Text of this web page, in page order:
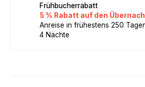
Frühbucherrabatt
5 % Rabatt auf den
Anreise in frühestens 250
4 Nächte